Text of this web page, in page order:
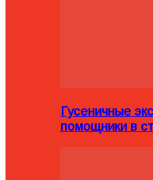
Гусеничные
помощники в